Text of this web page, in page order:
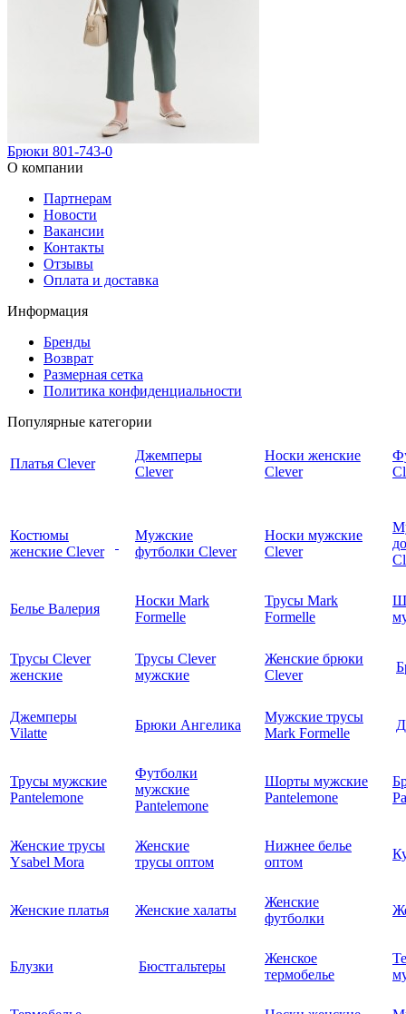
Брюки 801-743-0
О компании
Партнерам
Новости
Вакансии
Контакты
Отзывы
Оплата и доставка
Информация
Бренды
Возврат
Размерная сетка
Политика конфиденциальности
Популярные категории
Платья Clever
Джемперы
Clever
Носки женские
Clever
Костюмы
женские Clever
Мужские
футболки Clever
Носки мужские
Clever
Белье Валерия
Носки Mark
Formelle
Трусы Mark
Formelle
Трусы Clever
женские
Трусы Clever
мужские
Женские брюки
Clever
Джемперы
Vilatte
Брюки Ангелика
Мужские трусы
Mark Formelle
Трусы мужские
Pantelemone
Футболки
мужские
Pantelemone
Шорты мужские
Pantelemone
Женские трусы
Ysabel Mora
Женские
трусы оптом
Нижнее белье
оптом
Женские платья Женские халаты
Женские
футболки
Блузки Бюстгальтеры
Женское
термобелье